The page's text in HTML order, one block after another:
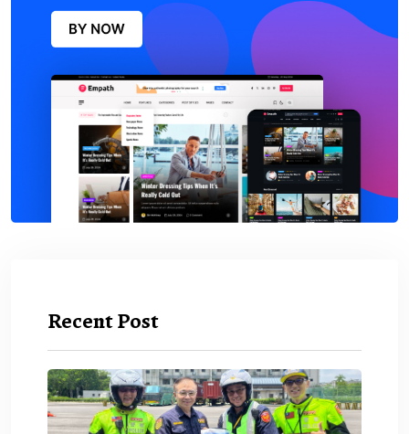
Recent Post